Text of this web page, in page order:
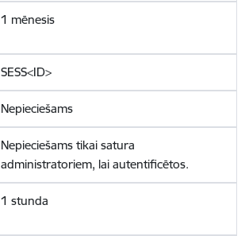
1 mēnesis
SESS<ID>
Nepieciešams
Nepieciešams tikai satura
administratoriem, lai autentificētos.
1 stunda